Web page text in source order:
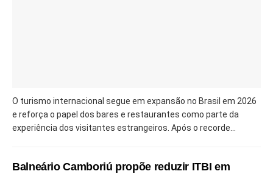
O turismo internacional segue em expansão no Brasil em 2026
e reforça o papel dos bares e restaurantes como parte da
experiência dos visitantes estrangeiros. Após o recorde...
Balneário Camboriú propõe reduzir ITBI em